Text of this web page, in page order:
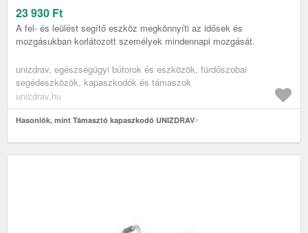
23 930 Ft
A fel- és leülést segítő eszköz megkönnyíti az idősek és
mozgásukban korlátozott személyek mindennapi mozgását.
unizdrav, egészségügyi bútorok és eszközök, fürdőszobai
segédeszközök, kapaszkodók és támaszok
unizdrav.hu
Hasonlók, mint Támasztó kapaszkodó UNIZDRAV